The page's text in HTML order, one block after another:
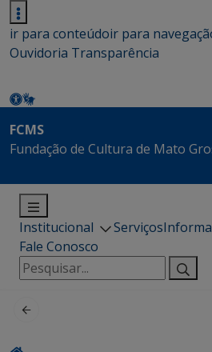
ir para conteúdoir para
Ouvidoria Transparência
FCMS
Fundação de Cultura de Mato
Institucional Serviços
Fale Conosco
Pesquisar
por: